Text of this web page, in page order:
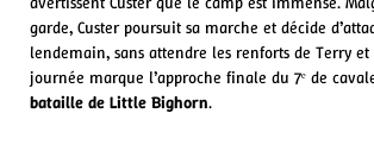
garde, Custer poursuit sa marche et décide
lendemain, sans attendre les renforts de Terry et
journée marque l’approche finale du 7ᵉ de
bataille de Little Bighorn.